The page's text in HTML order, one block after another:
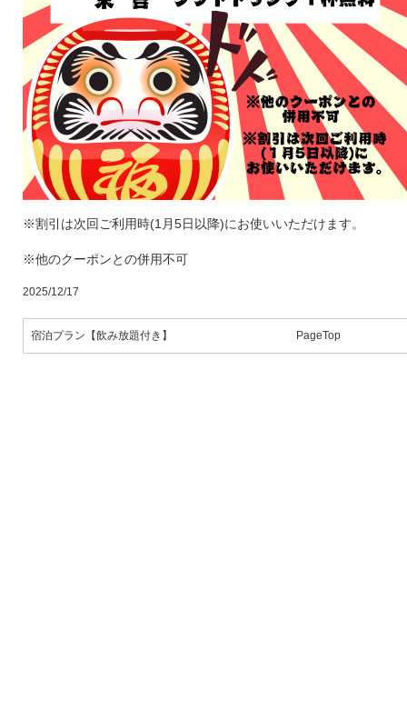
※割引は次回ご利用時(1月5日以降)にお使いいただけます。
※他のクーポンとの併用不可
2025/12/17
宿泊プラン【飲み放題付き】 PageTop